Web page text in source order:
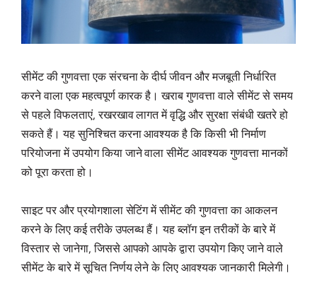
सीमेंट की गुणवत्ता एक संरचना के दीर्घ जीवन और मजबूती निर्धारित
करने वाला एक महत्वपूर्ण कारक है। खराब गुणवत्ता वाले सीमेंट से समय
से पहले विफलताएं, रखरखाव लागत में वृद्धि और सुरक्षा संबंधी खतरे हो
सकते हैं। यह सुनिश्चित करना आवश्यक है कि किसी भी निर्माण
परियोजना में उपयोग किया जाने वाला सीमेंट आवश्यक गुणवत्ता मानकों
को पूरा करता हो।
साइट पर और प्रयोगशाला सेटिंग में सीमेंट की गुणवत्ता का आकलन
करने के लिए कई तरीके उपलब्ध हैं। यह ब्लॉग इन तरीकों के बारे में
विस्तार से जानेगा, जिससे आपको आपके द्वारा उपयोग किए जाने वाले
सीमेंट के बारे में सूचित निर्णय लेने के लिए आवश्यक जानकारी मिलेगी।